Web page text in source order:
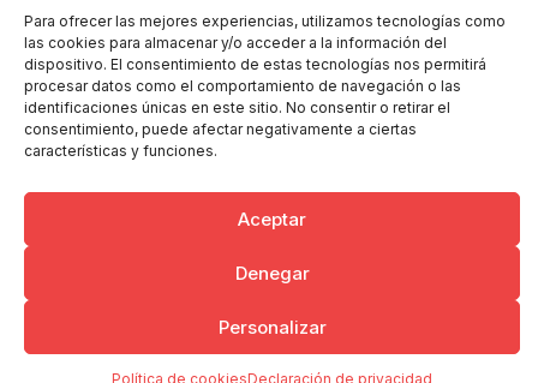
Para ofrecer las mejores experiencias, utilizamos tecnologías como
las cookies para almacenar y/o acceder a la información del
dispositivo. El consentimiento de estas tecnologías nos permitirá
procesar datos como el comportamiento de navegación o las
identificaciones únicas en este sitio. No consentir o retirar el
consentimiento, puede afectar negativamente a ciertas
características y funciones.
Aceptar
Denegar
Personalizar
Política de cookiesDeclaración de privacidad